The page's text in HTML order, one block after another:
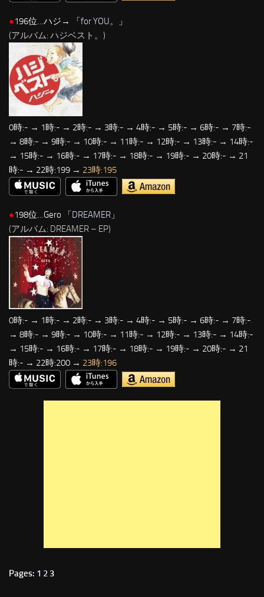
●196位…ハジ→ 「for YOU。
」
(アルバム: ハジベスト。)
0時:- → 1時:- → 2時:- → 3時:- → 4時:- → 5時:- → 6時:- → 7時:-
→ 8時:- → 9時:- → 10時:- → 11時:- → 12時:- → 13時:- → 14時:-
→ 15時:- → 16時:- → 17時:- → 18時:- → 19時:- → 20時:- → 21
時:- → 22時:199 → 23時:195
●198位…Gero 「DREAMER 」
(アルバム: DREAMER – EP)
0時:- → 1時:- → 2時:- → 3時:- → 4時:- → 5時:- → 6時:- → 7時:-
→ 8時:- → 9時:- → 10時:- → 11時:- → 12時:- → 13時:- → 14時:-
→ 15時:- → 16時:- → 17時:- → 18時:- → 19時:- → 20時:- → 21
時:- → 22時:200 → 23時:196
Pages: 1 2 3